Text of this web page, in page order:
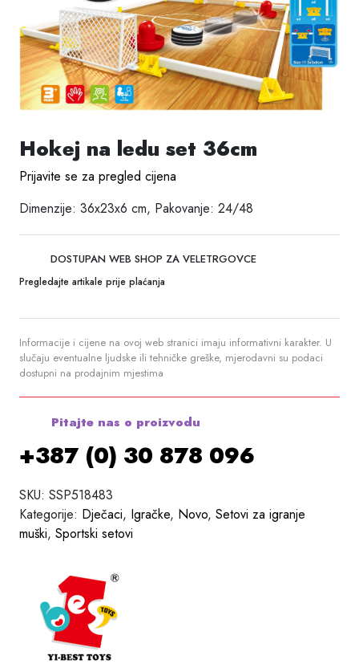
Hokej na ledu set 36cm
Prijavite se za pregled cijena
Dimenzije: 36x23x6 cm, Pakovanje: 24/48
DOSTUPAN WEB SHOP ZA VELETRGOVCE
Pregledajte artikale prije plaćanja
Informacije i cijene na ovoj web stranici imaju informativni karakter. U
slučaju eventualne ljudske ili tehničke greške, mjerodavni su podaci
dostupni na prodajnim mjestima
Pitajte nas o proizvodu
+387 (0) 30 878 096
SKU: SSP518483
Kategorije: Dječaci, Igračke, Novo, Setovi za igranje
muški, Sportski setovi